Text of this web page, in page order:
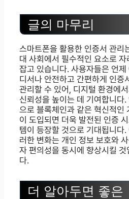
글의 마무리
스마트폰을 활용한 인증서 관리
대 사회에서 필수적인 요소로 자
잡고 있습니다. 사용자들은 언제
디서나 안전하고 간편하게 인증
관리할 수 있어, 디지털 환경에
신뢰성을 높이는 데 기여합니다.
으로 블록체인과 같은 혁신적인
이 도입되면 더욱 발전된 인증
템이 등장할 것으로 기대됩니다.
러한 변화는 개인 정보 보호와
자 편의성을 동시에 향상시킬 것
다.
더 알아두면 좋은